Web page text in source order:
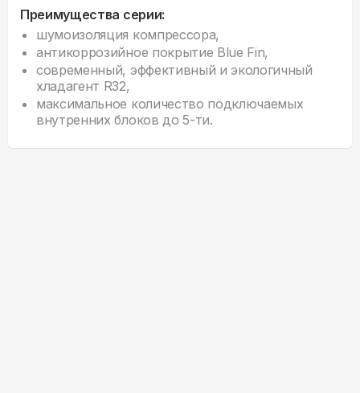
Преимущества серии:
шумоизоляция компрессора,
антикоррозийное покрытие Blue Fin,
современный, эффективный и экологичный
хладагент R32,
максимальное количество подключаемых
внутренних блоков до 5-ти.